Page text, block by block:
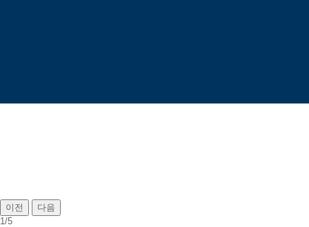
이전
다음
1/5